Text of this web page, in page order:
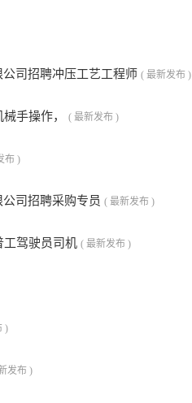
司招聘冲压工艺工程师 ( 最新发布 )
手操作， ( 最新发布 )
布 )
司招聘采购专员 ( 最新发布 )
工驾驶员司机 ( 最新发布 )
)
发布 )